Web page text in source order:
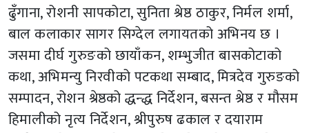
ढुँगाना, रोशनी सापकोटा, सुनिता श्रेष्ठ ठाकुर, निर्मल शर्मा,
बाल कलाकार सागर सिग्देल लगायतको अभिनय छ ।
जसमा दीर्घ गुरुङको छायाँकन, शम्भुजीत बासकोटाको
कथा, अभिमन्यु निरवीको पटकथा सम्बाद, मित्रदेव गुरुङको
सम्पादन, रोशन श्रेष्ठको द्धन्द्ध निर्देशन, बसन्त श्रेष्ठ र मौसम
हिमालीको नृत्य निर्देशन, श्रीपुरुष ढकाल र दयाराम